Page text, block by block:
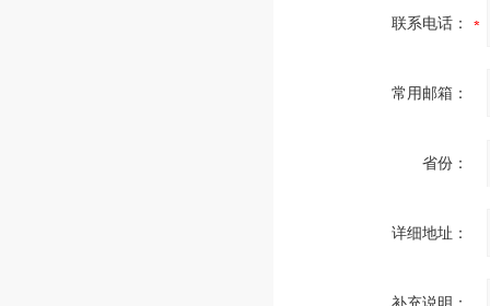
联系电话：
常用邮箱：
省份：
详细地址：